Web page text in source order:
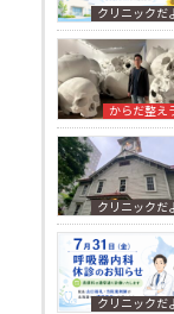
クリニックだ
からだ整え
クリニックだ
クリニックだ